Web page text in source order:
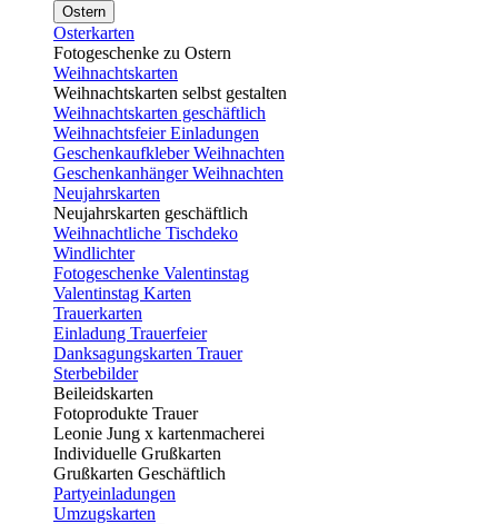
Ostern
Osterkarten
Fotogeschenke zu Ostern
Weihnachtskarten
Weihnachtskarten selbst gestalten
Weihnachtskarten geschäftlich
Weihnachtsfeier Einladungen
Geschenkaufkleber Weihnachten
Geschenkanhänger Weihnachten
Neujahrskarten
Neujahrskarten geschäftlich
Weihnachtliche Tischdeko
Windlichter
Fotogeschenke Valentinstag
Valentinstag Karten
Trauerkarten
Einladung Trauerfeier
Danksagungskarten Trauer
Sterbebilder
Beileidskarten
Fotoprodukte Trauer
Leonie Jung x kartenmacherei
Individuelle Grußkarten
Grußkarten Geschäftlich
Partyeinladungen
Umzugskarten